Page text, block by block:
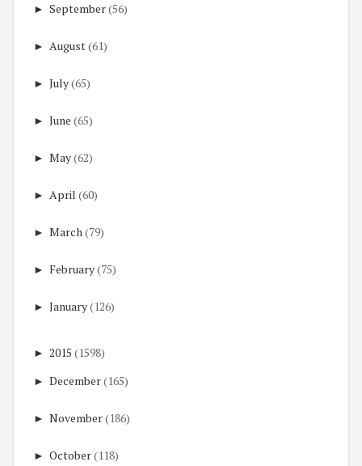
► September(56)
► August(61)
► July(65)
► June (65)
► May(62)
► April (60)
► March(79)
► February(75)
► January(126)
► 2015 (1598)
► December(165)
► November(186)
► October(118)